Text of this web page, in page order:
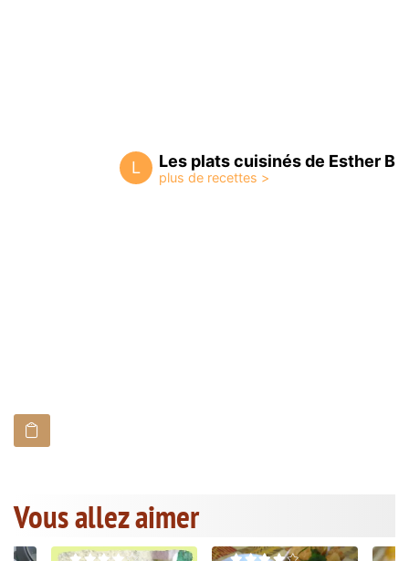
L Les plats cuisinés de Esther B
Vous allez aimer